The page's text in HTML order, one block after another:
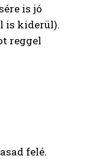
is jó
is kiderül).
reggel
felé.